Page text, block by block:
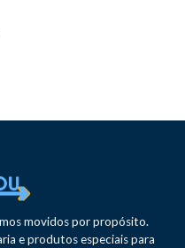
movidos por propósito.
e produtos especiais para